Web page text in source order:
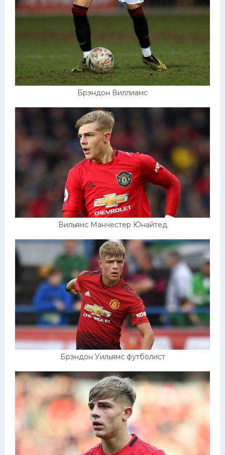
Брэндон Виллиамс
Вильямс Манчестер Юнайтед
Брэндон Уильямс футболист